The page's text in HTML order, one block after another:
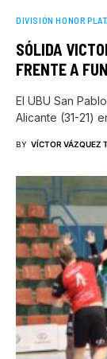
DIVISIÓN HONOR
SÓLIDA
FRENTE A
El UBU San
Alicante (31-21)
BY VÍCTOR VÁZQUEZ